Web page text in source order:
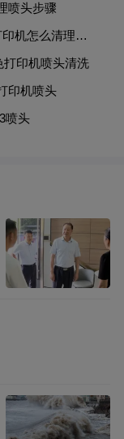
作者共话发
保障母婴健
展贡献更多
示：本次大
脐带血采集